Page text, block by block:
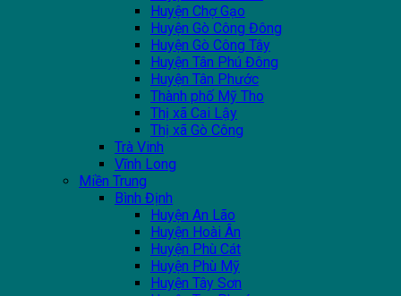
Huyện Chợ Gạo
Huyện Gò Công Đông
Huyện Gò Công Tây
Huyện Tân Phú Đông
Huyện Tân Phước
Thành phố Mỹ Tho
Thị xã Cai Lậy
Thị xã Gò Công
Trà Vinh
Vĩnh Long
Miền Trung
Bình Định
Huyện An Lão
Huyện Hoài Ân
Huyện Phù Cát
Huyện Phù Mỹ
Huyện Tây Sơn